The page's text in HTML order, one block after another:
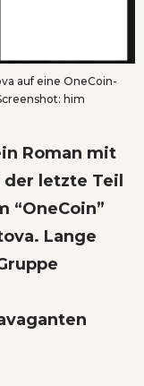
auf eine OneCoin-
him
Roman mit
letzte Teil
“OneCoin”
Lange